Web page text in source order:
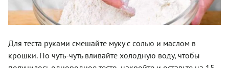
Для теста руками смешайте муку с солью и маслом в
крошки. По чуть-чуть вливайте холодную воду, чтобы